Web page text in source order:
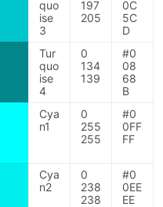
quo
ise
3
197
205
0C
5C
D
Tur
quo
ise
4
0
134
139
#0
08
68
B
Cya
n1
0
255
255
#0
0FF
FF
Cya
n2
0
238
238
#0
0EE
EE